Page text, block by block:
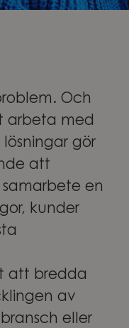
Och
arbeta med
gör
att
en
kunder
att bredda
av
eller